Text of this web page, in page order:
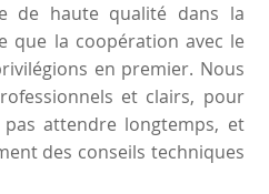
de haute qualité dans la
que la coopération avec le
en premier. Nous
et clairs, pour
attendre longtemps, et
des conseils techniques